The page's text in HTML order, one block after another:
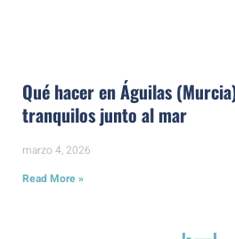
Qué hacer en Águilas
tranquilos junto al mar
marzo 4, 2026
Read More »